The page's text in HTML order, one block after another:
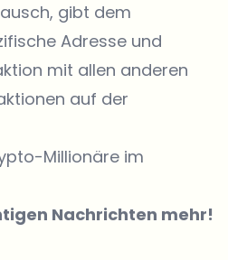
gibt dem
Adresse und
mit allen anderen
auf der
Millionäre im
Nachrichten mehr!